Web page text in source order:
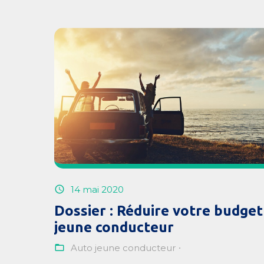
14 mai 2020
Dossier : Réduire votre
jeune conducteur
Auto jeune conducteur